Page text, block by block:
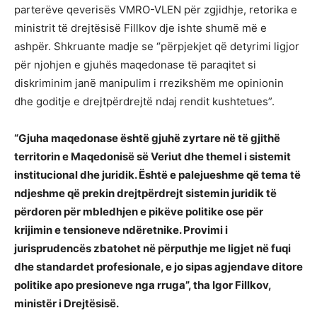
parterëve qeverisës VMRO-VLEN për zgjidhje, retorika e
ministrit të drejtësisë Fillkov dje ishte shumë më e
ashpër. Shkruante madje se “përpjekjet që detyrimi ligjor
për njohjen e gjuhës maqedonase të paraqitet si
diskriminim janë manipulim i rrezikshëm me opinionin
dhe goditje e drejtpërdrejtë ndaj rendit kushtetues”.
“Gjuha maqedonase është gjuhë zyrtare në të gjithë
territorin e Maqedonisë së Veriut dhe themel i sistemit
institucional dhe juridik. Është e palejueshme që tema të
ndjeshme që prekin drejtpërdrejt sistemin juridik të
përdoren për mbledhjen e pikëve politike ose për
krijimin e tensioneve ndëretnike. Provimi i
jurisprudencës zbatohet në përputhje me ligjet në fuqi
dhe standardet profesionale, e jo sipas agjendave ditore
politike apo presioneve nga rruga”, tha Igor Fillkov,
ministër i Drejtësisë.